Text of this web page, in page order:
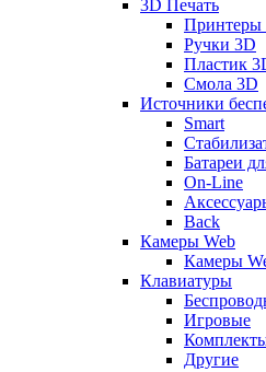
3D Печать
Принтеры
Ручки 3D
Пластик
Смола 3D
Источники
Smart
Батареи
On-Line
Back
Камеры Web
Камеры
Клавиатуры
Игровые
Другие